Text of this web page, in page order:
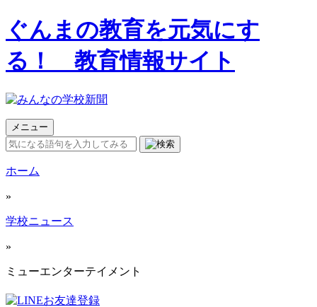
ぐんまの教育を元気にす
る！ 教育情報サイト
メニュー
ホーム
»
学校ニュース
»
ミューエンターテイメント